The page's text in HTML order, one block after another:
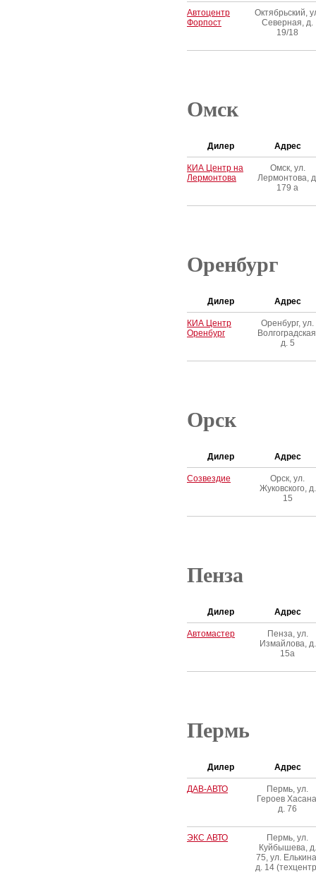
Автоцентр
Форпост
Октябрьский,
Северная, д.
19/18
Омск
Дилер Адрес
КИА Центр на
Лермонтова
Омск, ул.
Лермонтова,
179 а
Оренбург
Дилер Адрес
КИА Центр
Оренбург
Оренбург, ул.
д. 5
Орск
Дилер Адрес
Созвездие
Орск, ул.
Жуковского, д.
15
Пенза
Дилер Адрес
Автомастер
Пенза, ул.
Измайлова, д.
15а
Пермь
Дилер Адрес
ДАВ-АВТО
Пермь, ул.
Героев
д. 76
ЭКС АВТО
Пермь, ул.
Куйбышева, д.
75, ул.
д. 14